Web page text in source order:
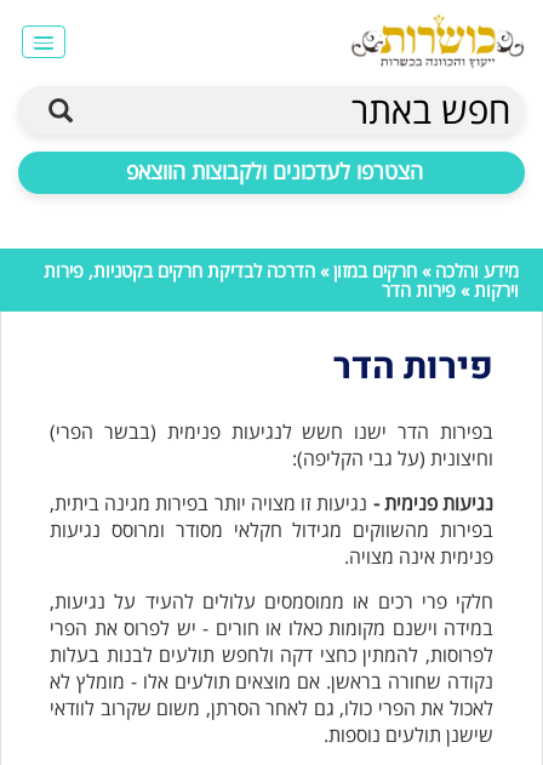
חפש באתר
הצטרפו לעדכונים ולקבוצות הווצאפ
מידע והלכה » חרקים במזון» הדרכה לבדיקת חרקים בקטניות, פירות
וירקות» פירות הדר
פירות הדר
בפירות הדר ישנו חשש לנגיעות פנימית (בבשר הפרי)
וחיצונית (על גבי הקליפה):
נגיעות פנימית - נגיעות זו מצויה יותר בפירות מגינה ביתית,
בפירות מהשווקים מגידול חקלאי מסודר ומרוסס נגיעות
פנימית אינה מצויה.
חלקי פרי רכים או ממוסמסים עלולים להעיד על נגיעות,
במידה וישנם מקומות כאלו או חורים - יש לפרוס את הפרי
לפרוסות, להמתין כחצי דקה ולחפש תולעים לבנות בעלות
נקודה שחורה בראשן. אם מוצאים תולעים אלו - מומלץ לא
לאכול את הפרי כולו, גם לאחר הסרתן, משום שקרוב לוודאי
שישנן תולעים נוספות.